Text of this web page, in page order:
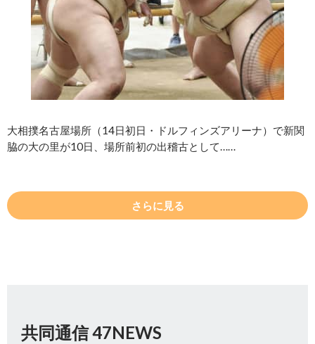
大相撲名古屋場所（14日初日・ドルフィンズアリーナ）で新関
脇の大の里が10日、場所前初の出稽古として……
さらに見る
共同通信 47NEWS